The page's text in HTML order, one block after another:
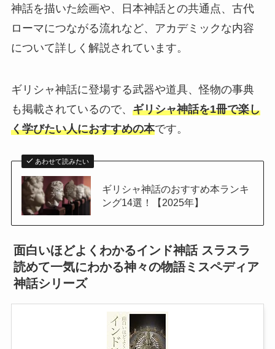
神話を描いた絵画や、日本神話との共通点、古代
ローマにつながる流れなど、アカデミックな内容
について詳しく解説されています。
ギリシャ神話に登場する武器や道具、怪物の事典
も掲載されているので、 ギリシャ神話を1冊で楽し
く学びたい人におすすめの本です。
あわせて読みたい
ギリシャ神話のおすすめ本ランキ
ング14選！【2025年】
面白いほどよくわかるインド神話 スラスラ
読めて一気にわかる神々の物語ミスペディア
神話シリーズ